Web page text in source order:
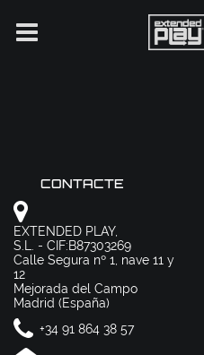
CONTACTE
EXTENDED PLAY,
S.L. - CIF:B87303269
Calle Segura nº 1, nave 11 y
12
Mejorada del Campo
Madrid (España)
+34 91 864 38 57